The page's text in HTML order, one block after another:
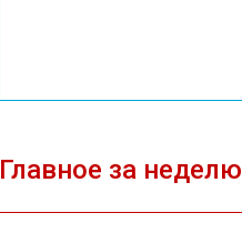
Главное за неделю